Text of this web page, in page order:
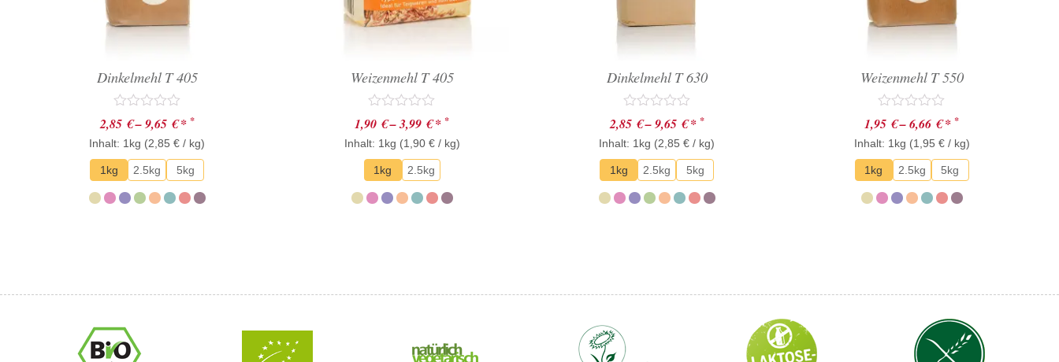
Dinkelmehl T 405
Bewertet
mit
0
von
5
2,85 €–9,65 €* *
Inhalt: 1kg (2,85€ / kg)
1kg 2.5kg 5kg
Weizenmehl T 405
Bewertet
mit
0
von
5
1,90 €–3,99 €**
Inhalt: 1kg (1,90 €/ kg)
1kg 2.5kg
Dinkelmehl T 630
Bewertet
mit
0
von
5
2,85 €–9,65 €* *
Inhalt: 1kg (2,85€ / kg)
1kg 2.5kg 5kg
Weizenmehl T 550
Bewertet
mit
0
von
5
1,95 €–6,66 €**
Inhalt: 1kg (1,95 €/ kg)
1kg 2.5kg 5kg